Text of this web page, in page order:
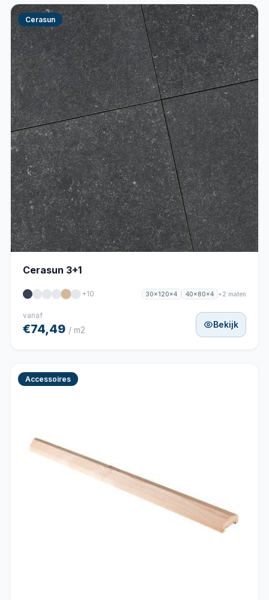
Cerasun
Cerasun 3+1
+10 30x120x4 40x80x4 +2 maten
vanaf
€74,49 / m2
Bekijk
Accessoires